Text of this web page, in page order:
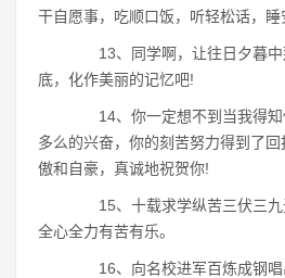
干自愿事，吃顺口饭，听轻松话，睡
13、同学啊，让往日夕暮中
底，化作美丽的记忆吧!
14、你一定想不到当我得知
多么的兴奋，你的刻苦努力得到了
傲和自豪，真诚地祝贺你!
15、十载求学纵苦三伏三九
全心全力有苦有乐。
16、向名校进军百炼成钢唱